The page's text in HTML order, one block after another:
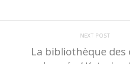
NEXT POST
La bibliothèque